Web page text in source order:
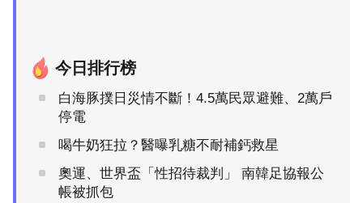
今日排行榜
白海豚撲日災情不斷！4.5萬民眾避難、2萬戶
停電
喝牛奶狂拉？醫曝乳糖不耐補鈣救星
奧運、世界盃「性招待裁判」 南韓足協報公
帳被抓包